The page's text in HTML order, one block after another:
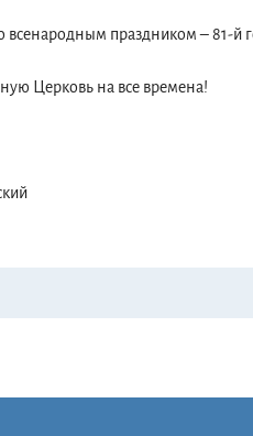
всенародным праздником – 81-
Церковь на все времена!